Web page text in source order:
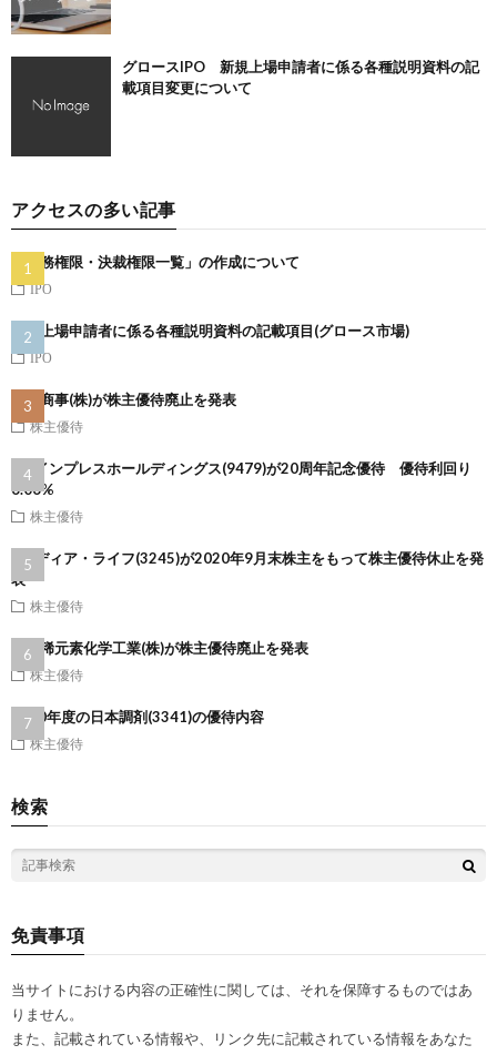
グロースIPO 新規上場申請者に係る各種説明資料の記
載項目変更について
アクセスの多い記事
「職務権限・決裁権限一覧」の作成について
IPO
新規上場申請者に係る各種説明資料の記載項目(グロース市場)
IPO
ラサ商事(株)が株主優待廃止を発表
株主優待
(株)インプレスホールディングス(9479)が20周年記念優待 優待利回り
6.06%
株主優待
(株)ディア・ライフ(3245)が2020年9月末株主をもって株主優待休止を発
表
株主優待
第一稀元素化学工業(株)が株主優待廃止を発表
株主優待
2020年度の日本調剤(3341)の優待内容
株主優待
検索
免責事項
当サイトにおける内容の正確性に関しては、それを保障するものではあ
りません。
また、記載されている情報や、リンク先に記載されている情報をあなた